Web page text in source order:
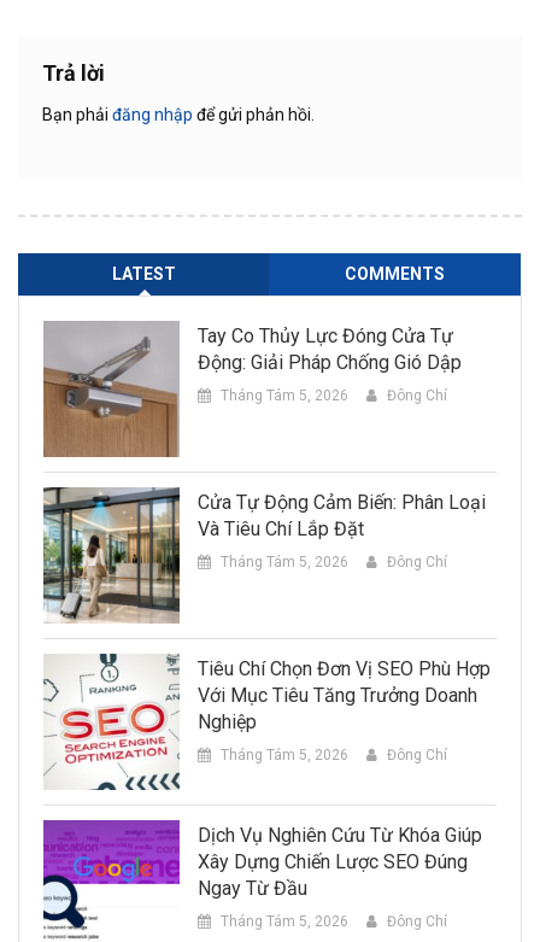
Trả lời
Bạn phải đăng nhập để gửi phản hồi.
LATEST COMMENTS
Tay Co Thủy Lực Đóng Cửa Tự
Động: Giải Pháp Chống Gió Dập
Tháng Tám 5, 2026 Đông Chí
Cửa Tự Động Cảm Biến: Phân Loại
Và Tiêu Chí Lắp Đặt
Tháng Tám 5, 2026 Đông Chí
Tiêu Chí Chọn Đơn Vị SEO Phù Hợp
Với Mục Tiêu Tăng Trưởng Doanh
Nghiệp
Tháng Tám 5, 2026 Đông Chí
Dịch Vụ Nghiên Cứu Từ Khóa Giúp
Xây Dựng Chiến Lược SEO Đúng
Ngay Từ Đầu
Tháng Tám 5, 2026 Đông Chí